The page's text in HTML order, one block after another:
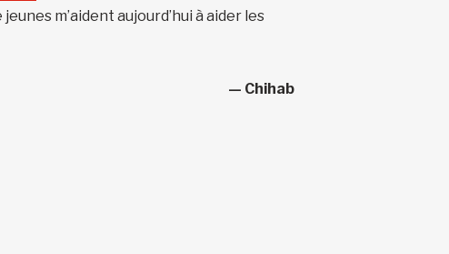
m’aident aujourd’hui à aider les
— Chihab